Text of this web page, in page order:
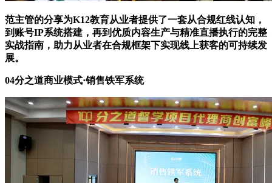
范主管的分享为K12教育从业者提供了一套从合规红线认知，
到账号IP系统搭建，再到优质内容生产与精准直播执行的完整
实战指南，助力从业者在合规框架下实现线上获客的可持续发
展。
04分之道商业模式·销售铁军系统